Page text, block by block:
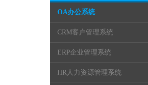
OA办公系统
CRM客户管理系统
ERP企业管理系统
HR人力资源管理系统